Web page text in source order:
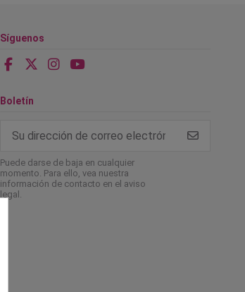
Síguenos
Boletín
Puede darse de baja en cualquier
momento. Para ello, vea nuestra
información de contacto en el aviso
legal.